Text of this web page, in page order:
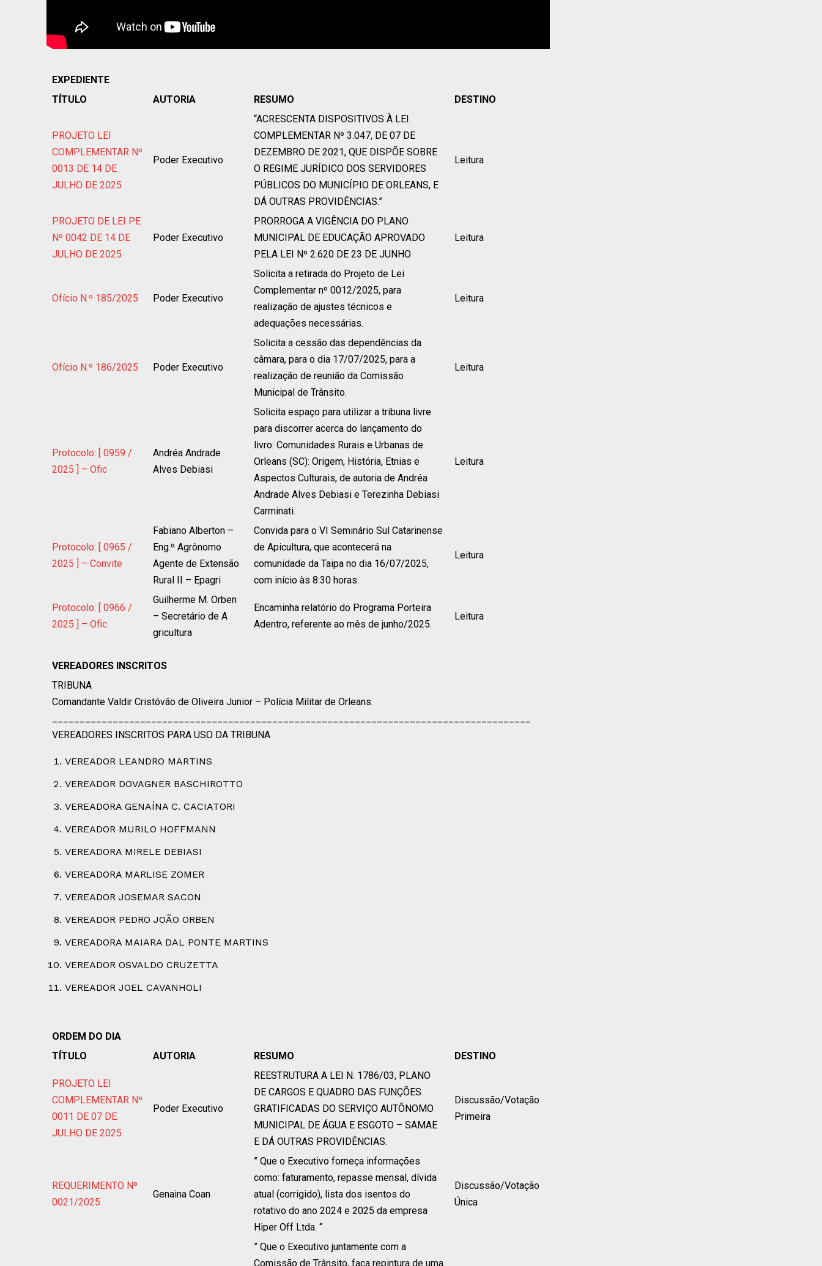
EXPEDIENTE
TÍTULO
AUTORIA RESUMO DESTINO
PROJETO LEI
COMPLEMENTAR Nº
0013 DE 14 DE
JULHO DE 2025
Poder Executivo
“ACRESCENTA DISPOSITIVOS À LEI
COMPLEMENTAR Nº 3.047, DE 07 DE
DEZEMBRO DE 2021, QUE DISPÕE SOBRE
O REGIME JURÍDICO DOS SERVIDORES
PÚBLICOS DO MUNICÍPIO DE ORLEANS, E
DÁ OUTRAS PROVIDÊNCIAS.”
Leitura
PROJETO DE LEI PE
Nº 0042 DE 14 DE
JULHO DE 2025
Poder Executivo
PRORROGA A VIGÊNCIA DO PLANO
MUNICIPAL DE EDUCAÇÃO APROVADO
PELA LEI Nº 2.620 DE 23 DE JUNHO
Leitura
Ofício N.º 185/2025 Poder Executivo
Solicita a retirada do Projeto de Lei
Complementar nº 0012/2025, para
realização de ajustes técnicos e
adequações necessárias.
Leitura
Ofício N.º 186/2025 Poder Executivo
Solicita a cessão das dependências da
câmara, para o dia 17/07/2025, para a
realização de reunião da Comissão
Municipal de Trânsito.
Leitura
Protocolo: [ 0959 /
2025 ] – Ofic
Andréa Andrade
Alves Debiasi
Solicita espaço para utilizar a tribuna livre
para discorrer acerca do lançamento do
livro: Comunidades Rurais e Urbanas de
Orleans (SC): Origem, História, Etnias e
Aspectos Culturais, de autoria de Andréa
Andrade Alves Debiasi e Terezinha Debiasi
Carminati.
Leitura
Protocolo: [ 0965 /
2025 ] – Convite
Fabiano Alberton –
Eng.º Agrônomo
Agente de Extensão
Rural II – Epagri
Convida para o VI Seminário Sul Catarinense
de Apicultura, que acontecerá na
comunidade da Taipa no dia 16/07/2025,
com início às 8:30 horas.
Leitura
Protocolo: [ 0966 /
2025 ] – Ofic
Guilherme M. Orben
– Secretário de A
gricultura
Encaminha relatório do Programa Porteira
Adentro, referente ao mês de junho/2025.
Leitura
VEREADORES INSCRITOS
TRIBUNA
Comandante Valdir Cristóvão de Oliveira Junior – Polícia Militar de Orleans.
VEREADORES INSCRITOS PARA USO DA TRIBUNA
VEREADOR LEANDRO MARTINS
VEREADOR DOVAGNER BASCHIROTTO
VEREADORA GENAÍNA C. CACIATORI
VEREADOR MURILO HOFFMANN
VEREADORA MIRELE DEBIASI
VEREADORA MARLISE ZOMER
VEREADOR JOSEMAR SACON
VEREADOR PEDRO JOÃO ORBEN
VEREADORA MAIARA DAL PONTE MARTINS
VEREADOR OSVALDO CRUZETTA
VEREADOR JOEL CAVANHOLI
ORDEM DO DIA
TÍTULO
AUTORIA RESUMO DESTINO
PROJETO LEI
COMPLEMENTAR Nº
0011 DE 07 DE
JULHO DE 2025
Poder Executivo
REESTRUTURA A LEI N. 1786/03, PLANO
DE CARGOS E QUADRO DAS FUNÇÕES
GRATIFICADAS DO SERVIÇO AUTÔNOMO
MUNICIPAL DE ÁGUA E ESGOTO – SAMAE
E DÁ OUTRAS PROVIDÊNCIAS.
Discussão/Votação
Primeira
REQUERIMENTO Nº
0021/2025
Genaina Coan
” Que o Executivo forneça informações
como: faturamento, repasse mensal, dívida
atual (corrigido), lista dos isentos do
rotativo do ano 2024 e 2025 da empresa
Hiper Off Ltda. “
Discussão/Votação
Única
” Que o Executivo juntamente com a
Comissão de Trânsito, faça repintura de uma